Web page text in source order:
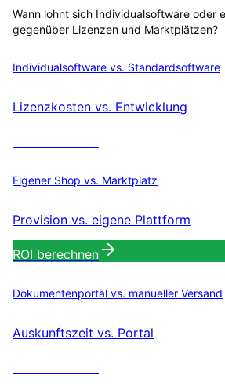
Wann lohnt sich Individualsoftware oder
gegenüber Lizenzen und Marktplätzen?
Individualsoftware vs. Standardsoftware
Lizenzkosten vs. Entwicklung
Eigener Shop vs. Marktplatz
Provision vs. eigene Plattform
ROI berechnen
Dokumentenportal vs. manueller Versand
Auskunftszeit vs. Portal